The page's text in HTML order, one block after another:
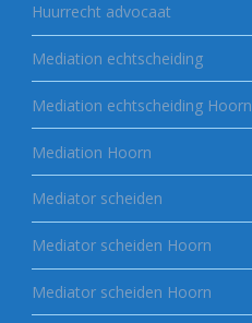
Huurrecht advocaat
Mediation echtscheiding
Mediation echtscheiding Hoorn
Mediation Hoorn
Mediator scheiden
Mediator scheiden Hoorn
Mediator scheiden Hoorn